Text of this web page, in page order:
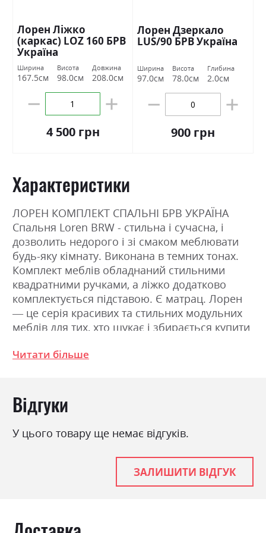
Лорен Ліжко
(каркас) LOZ 160 БРВ
Україна
Ширина
167.5см
Висота
98.0см
Довжина
208.0см
4 500 грн
Лорен Дзеркало
LUS/90 БРВ Україна
Ширина
97.0см
Висота
78.0см
Глибина
2.0см
900 грн
Характеристики
ЛОРЕН КОМПЛЕКТ СПАЛЬНІ БРВ УКРАЇНА
Спальня Loren BRW - стильна і сучасна, і
дозволить недорого і зі смаком меблювати
будь-яку кімнату. Виконана в темних тонах.
Комплект меблів обладнаний стильними
квадратними ручками, а ліжко додатково
комплектується підставою. Є матрац. Лорен
— це серія красивих та стильних модульних
меблів для тих, хто шукає і збирається купити
цьому широкий вибір елементів дає
і прямими фактурними фасадами, що вельми
вдало підкреслює строгий стиль серії. При
цьому всі елементи комплекту доставляються
в заводському спаковуванні й призначаються
для самостійної збірки. Спальня
характеризується незвичайним поєднанням
текстур і потужними вигнутими рамами. Для
фурнітури. Меблі Лорен — це ефективна
Читати більше
Відгуки
У цього товару ще немає відгуків.
ЗАЛИШИТИ ВІДГУК